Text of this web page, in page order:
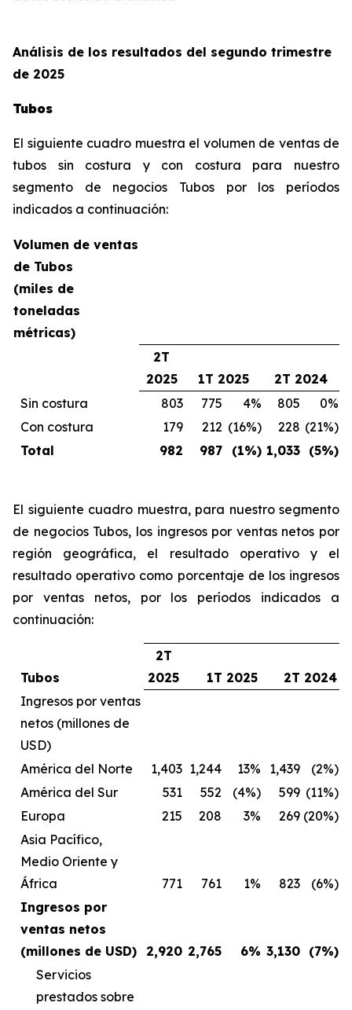
Análisis de los resultados del segundo trimestre
de 2025
Tubos
El siguiente cuadro muestra el volumen de ventas de
tubos sin costura y con costura para nuestro
segmento de negocios Tubos por los períodos
indicados a continuación:
Volumen de ventas
de Tubos
(miles de
toneladas
métricas)
2T
2025
1T 2025
2T 2024
Sin costura
803 775 4% 805
0%
Con costura
179 212 (16%) 228 (21%)
Total
982 987 (1%) 1,033 (5%)
El siguiente cuadro muestra, para nuestro segmento
de negocios Tubos, los ingresos por ventas netos por
región geográfica, el resultado operativo y el
resultado operativo como porcentaje de los ingresos
por ventas netos, por los períodos indicados a
continuación:
Tubos
2T
2025
1T 2025
2T 2024
Ingresos por ventas
netos (millones de
USD)
América del Norte
1,403 1,244 13% 1,439
(2%)
América del Sur
531 552 (4%) 599 (11%)
Europa
215 208 3% 269 (20%)
Asia Pacífico,
Medio Oriente y
África
771 761 1% 823
(6%)
Ingresos por
ventas netos
(millones de USD)
2,920 2,765 6% 3,130 (7%)
Servicios
prestados sobre